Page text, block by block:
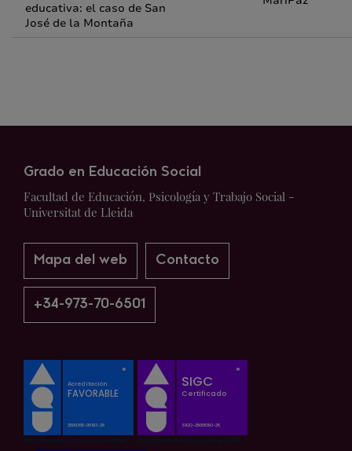
educativa: el caso de San
José de la Montaña
Grado en Educación Social
Facultad de Educación, Psicología y Trabajo Social -
Universitat de Lleida
Mapa del web Contacto
+34-973-70-6501